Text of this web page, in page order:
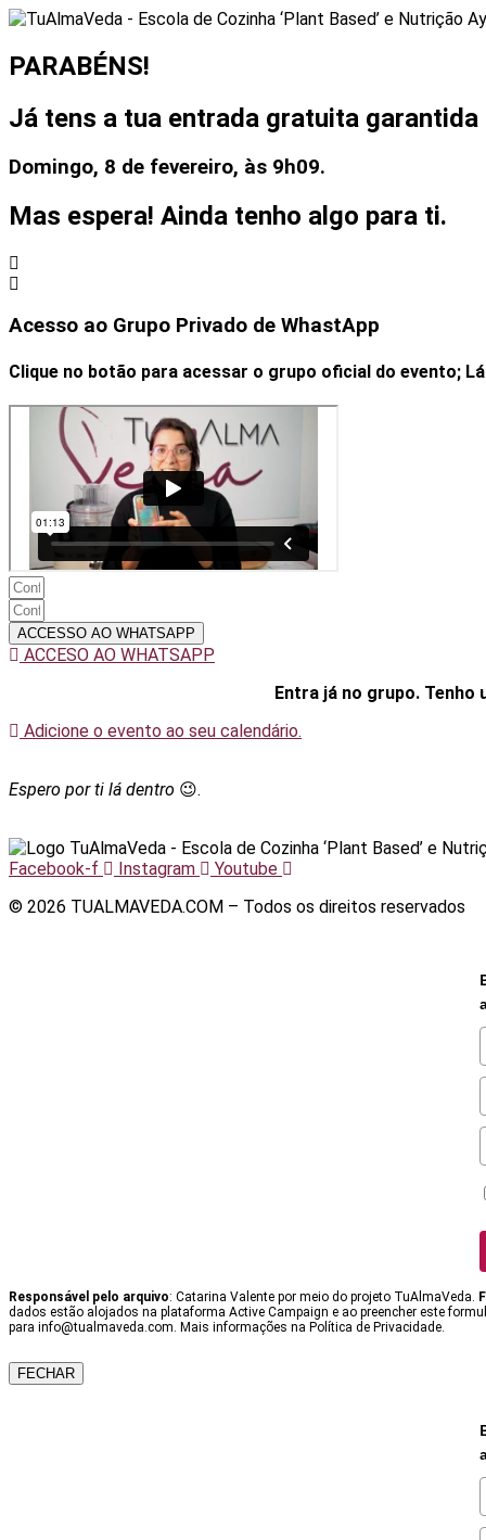
PARABÉNS!
Já tens a tua entrada gratuita garantida
Domingo, 8 de fevereiro, às 9h09.
Mas espera! Ainda tenho algo para ti.
Acesso ao Grupo Privado de WhastApp
Clique no botão para acessar o grupo oficial do evento;
ACCESSO AO WHATSAPP
ACCESO AO WHATSAPP
Entra já no grupo. Tenho
Adicione o evento ao seu calendário.
Espero por ti lá dentro 😉.
Facebook-f Instagram
Youtube
© 2026 TUALMAVEDA.COM – Todos os direitos reservados
Responsável pelo arquivo: Catarina Valente por meio do projeto TuAlmaVeda.
dados estão alojados na plataforma Active Campaign e ao preencher este
para info@tualmaveda.com. Mais informações na Política de Privacidade.
FECHAR